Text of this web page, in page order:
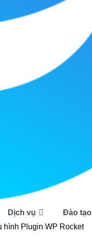
Dịch vụ Đào tạo
hình Plugin WP Rocket